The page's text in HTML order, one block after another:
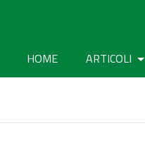
HOME ARTICOLI